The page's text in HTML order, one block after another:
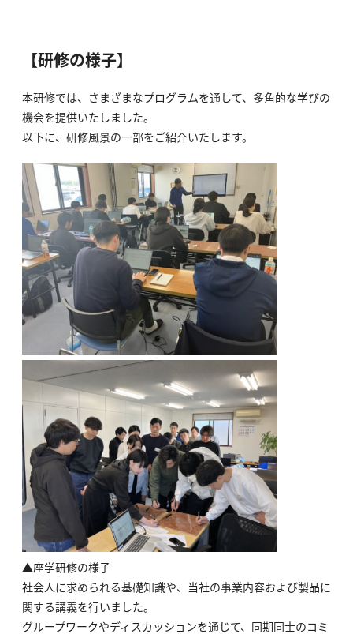
【研修の様子】
本研修では、さまざまなプログラムを通して、多角的な学びの
機会を提供いたしました。
以下に、研修風景の一部をご紹介いたします。
▲座学研修の様子
社会人に求められる基礎知識や、当社の事業内容および製品に
関する講義を行いました。
グループワークやディスカッションを通じて、同期同士のコミ